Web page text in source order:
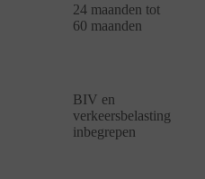
24 maanden tot
60 maanden
BIV en
verkeersbelasting
inbegrepen